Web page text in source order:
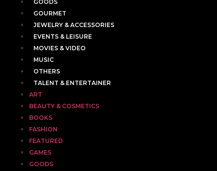
GOODS
GOURMET
JEWELRY & ACCESSORIES
EVENTS & LEISURE
MOVIES & VIDEO
MUSIC
OTHERS
TALENT & ENTERTAINER
ART
BEAUTY & COSMETICS
BOOKS
FASHION
FEATURED
GAMES
GOODS